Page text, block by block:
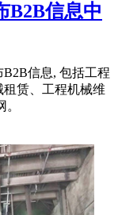
B2B信息中
B2B信息, 包括工程
赁、工程机械维